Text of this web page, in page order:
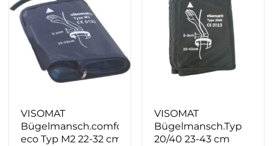
VISOMAT
Bügelmansch.comfort
eco Typ M2 22-32 cm
VISOMAT
Bügelmansch.Typ
20/40 23-43 cm